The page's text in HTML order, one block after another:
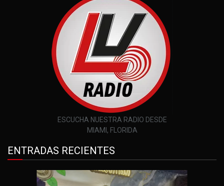
ESCUCHA NUESTRA RADIO DESDE
MIAMI, FLORIDA
ENTRADAS RECIENTES